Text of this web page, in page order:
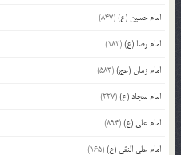
امام حسین (ع)(847)
امام رضا (ع)(182)
امام زمان (عج)(583)
امام سجاد (ع)(227)
امام علی (ع)(894)
امام علی النقی (ع)(165)